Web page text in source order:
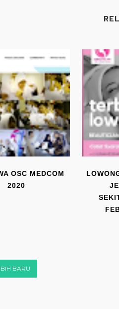
OSC MEDCOM
2020
BARU